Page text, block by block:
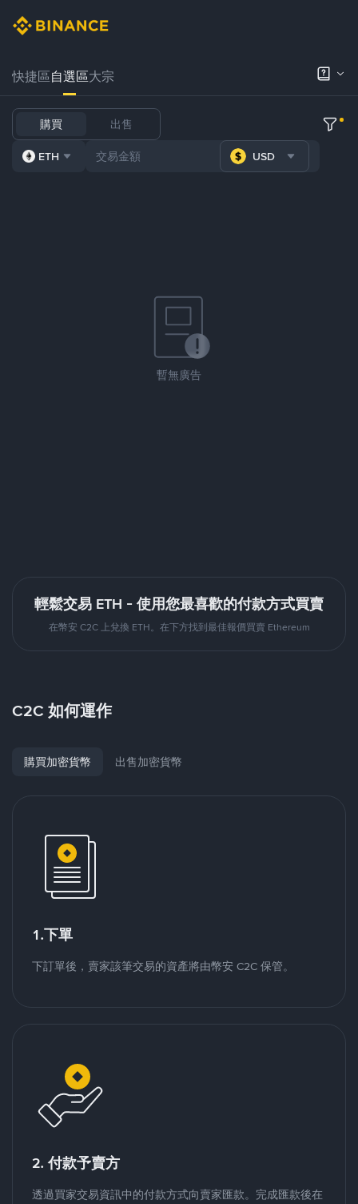
快捷區自選區大宗
購買 出售
ETH USD
暫無廣告
輕鬆交易 ETH - 使用您最喜歡的付款方式買賣
在幣安 C2C 上兌換 ETH。在下方找到最佳報價買賣 Ethereum
C2C 如何運作
購買加密貨幣 出售加密貨幣
1.下單
下訂單後，賣家該筆交易的資產將由幣安 C2C 保管。
2. 付款予賣方
透過買家交易資訊中的付款方式向賣家匯款。完成匯款後在